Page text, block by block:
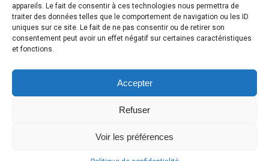
appareils. Le fait de consentir à ces technologies nous permettra de
traiter des données telles que le comportement de navigation ou les ID
uniques sur ce site. Le fait de ne pas consentir ou de retirer son
consentement peut avoir un effet négatif sur certaines caractéristiques
et fonctions.
Accepter
Refuser
Voir les préférences
ACCUEIL A PROPOS THÉMATIQUES
RECHERCHES ET ÉTUDES RÉCENTES
CONTACT
Copyright © 2025 Aide anxiété stress By Idevart.fr